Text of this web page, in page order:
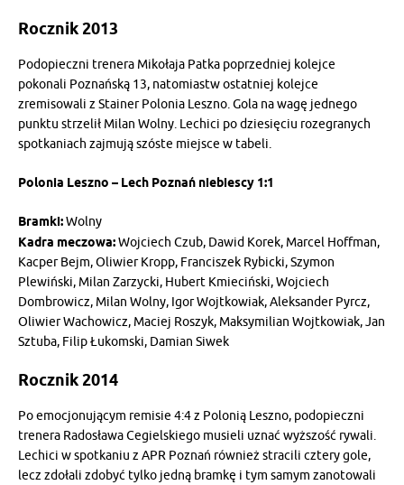
Rocznik 2013
Podopieczni trenera Mikołaja Patka poprzedniej kolejce
pokonali Poznańską 13, natomiastw ostatniej kolejce
zremisowali z Stainer Polonia Leszno. Gola na wagę jednego
punktu strzelił Milan Wolny. Lechici po dziesięciu rozegranych
spotkaniach zajmują szóste miejsce w tabeli.
Polonia Leszno – Lech Poznań niebiescy 1:1
Bramki:Wolny
Kadra meczowa:Wojciech Czub, Dawid Korek, Marcel Hoffman,
Kacper Bejm, Oliwier Kropp, Franciszek Rybicki, Szymon
Plewiński, Milan Zarzycki, Hubert Kmieciński, Wojciech
Dombrowicz, Milan Wolny, Igor Wojtkowiak, Aleksander Pyrcz,
Oliwier Wachowicz, Maciej Roszyk, Maksymilian Wojtkowiak, Jan
Sztuba, Filip Łukomski, Damian Siwek
Rocznik 2014
Po emocjonującym remisie 4:4 z Polonią Leszno, podopieczni
trenera Radosława Cegielskiego musieli uznać wyższość rywali.
Lechici w spotkaniu z APR Poznań również stracili cztery gole,
lecz zdołali zdobyć tylko jedną bramkę i tym samym zanotowali